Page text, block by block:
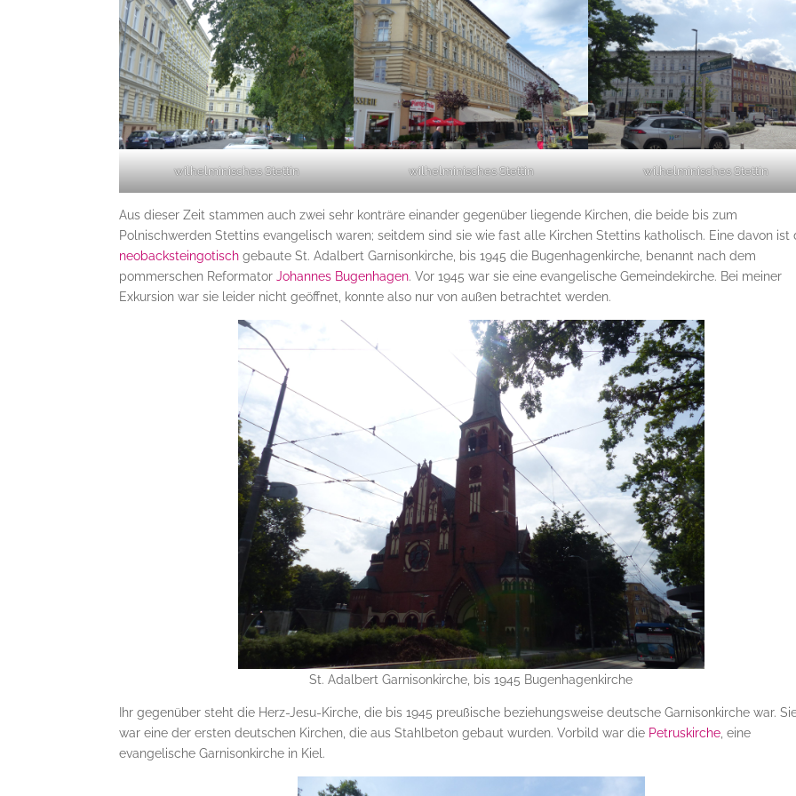
wilhelminisches Stettin wilhelminisches Stettin wilhelminisches Stettin
Aus dieser Zeit stammen auch zwei sehr konträre einander gegenüber liegende Kirchen, die beide bis zum
Polnischwerden Stettins evangelisch waren; seitdem sind sie wie fast alle Kirchen Stettins katholisch. Eine davon ist
neobacksteingotisch gebaute St. Adalbert Garnisonkirche, bis 1945 die Bugenhagenkirche, benannt nach dem
pommerschen ReformatorJohannes Bugenhagen. Vor 1945 war sie eine evangelische Gemeindekirche. Bei meiner
Exkursion war sie leider nicht geöffnet, konnte also nur von außen betrachtet werden.
St. Adalbert Garnisonkirche, bis 1945 Bugenhagenkirche
Ihr gegenüber steht die Herz-Jesu-Kirche, die bis 1945 preußische beziehungsweise deutsche Garnisonkirche war.
war eine der ersten deutschen Kirchen, die aus Stahlbeton gebaut wurden. Vorbild war die Petruskirche , eine
evangelische Garnisonkirche in Kiel.